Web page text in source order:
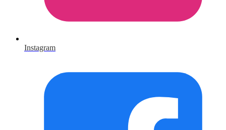
Instagram